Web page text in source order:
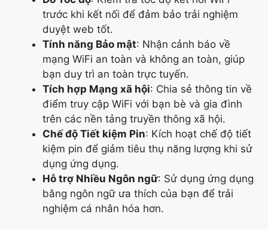
trước khi kết nối để đảm bảo trải nghiệm
duyệt web tốt.
Tính năng Bảo mật: Nhận cảnh báo về
mạng WiFi an toàn và không an toàn, giúp
bạn duy trì an toàn trực tuyến.
Tích hợp Mạng xã hội: Chia sẻ thông tin về
điểm truy cập WiFi với bạn bè và gia đình
trên các nền tảng truyền thông xã hội.
Chế độ Tiết kiệm Pin: Kích hoạt chế độ tiết
kiệm pin để giảm tiêu thụ năng lượng khi sử
dụng ứng dụng.
Hỗ trợ Nhiều Ngôn ngữ: Sử dụng ứng dụng
bằng ngôn ngữ ưa thích của bạn để trải
nghiệm cá nhân hóa hơn.